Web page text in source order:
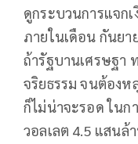
ดูกระบวนการแจก
ภายในเดือน กันยา
ถ้ารัฐบานเศรษฐา
จริยธรรม จนต้องห
ก็ไม่น่าจะรอด ในก
วอลเลต 4.5 แสนล้